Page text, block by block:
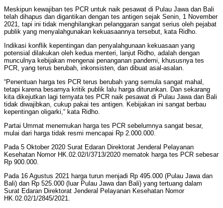
Meskipun kewajiban tes PCR untuk naik pesawat di Pulau Jawa dan Bali
telah dihapus dan digantikan dengan tes antigen sejak Senin, 1 November
2021, tapi ini tidak menghilangkan pelanggaran sangat serius oleh pejabat
publik yang menyalahgunakan kekuasaannya tersebut, kata Ridho.
Indikasi konflik kepentingan dan penyalahgunaan kekuasaan yang
potensial dilakukan oleh kedua menteri, lanjut Ridho, adalah dengan
munculnya kebijakan mengenai penanganan pandemi, khususnya tes
PCR, yang terus berubah, inkonsisten, dan dibuat asal-asalan.
“Penentuan harga tes PCR terus berubah yang semula sangat mahal,
tetapi karena besarnya kritik publik lalu harga diturunkan. Dan sekarang
kita dikejutkan lagi ternyata tes PCR naik pesawat di Pulau Jawa dan Bali
tidak diwajibkan, cukup pakai tes antigen. Kebijakan ini sangat berbau
kepentingan oligarki,“ kata Ridho.
Partai Ummat menemukan harga tes PCR sebelumnya sangat besar,
mulai dari harga tidak resmi mencapai Rp 2.000.000.
Pada 5 Oktober 2020 Surat Edaran Direktorat Jenderal Pelayanan
Kesehatan Nomor HK.02.02/I/3713/2020 mematok harga tes PCR sebesar
Rp 900.000.
Pada 16 Agustus 2021 harga turun menjadi Rp 495.000 (Pulau Jawa dan
Bali) dan Rp 525.000 (luar Pulau Jawa dan Bali) yang tertuang dalam
Surat Edaran Direktorat Jenderal Pelayanan Kesehatan Nomor
HK.02.02/1/2845/2021.